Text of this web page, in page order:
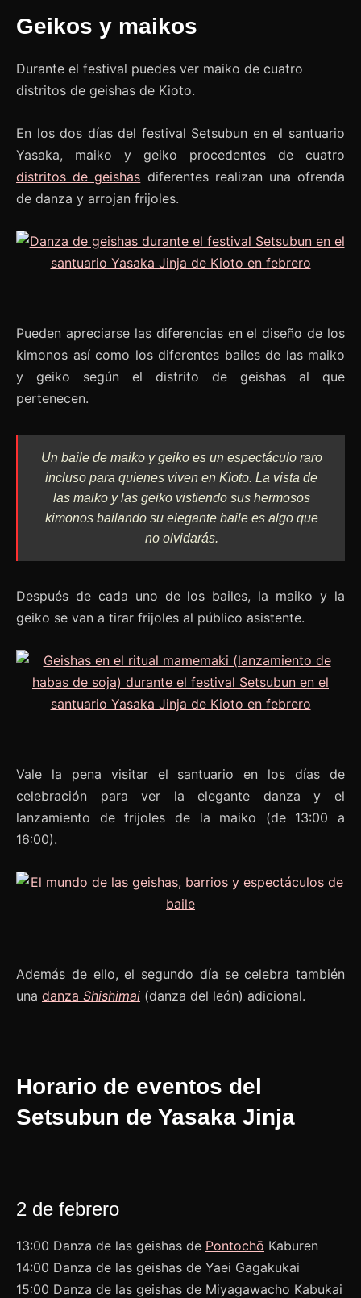
Geikos y maikos
Durante el festival puedes ver maiko de cuatro
distritos de geishas de Kioto.
En los dos días del festival Setsubun en el santuario
Yasaka, maiko y geiko procedentes de cuatro
distritos de geishas diferentes realizan una ofrenda
de danza y arrojan frijoles.
Pueden apreciarse las diferencias en el diseño de los
kimonos así como los diferentes bailes de las maiko
y geiko según el distrito de geishas al que
pertenecen.
Un baile de maiko y geiko es un espectáculo raro
incluso para quienes viven en Kioto. La vista de
las maiko y las geiko vistiendo sus hermosos
kimonos bailando su elegante baile es algo que
no olvidarás.
Después de cada uno de los bailes, la maiko y la
geiko se van a tirar frijoles al público asistente.
Vale la pena visitar el santuario en los días de
celebración para ver la elegante danza y el
lanzamiento de frijoles de la maiko (de 13:00 a
16:00).
Además de ello, el segundo día se celebra también
una danza Shishimai (danza del león) adicional.
Horario de eventos del
Setsubun de Yasaka Jinja
2 de febrero
13:00 Danza de las geishas de Pontochō Kaburen
14:00 Danza de las geishas de Yaei Gagakukai
15:00 Danza de las geishas de Miyagawacho Kabukai